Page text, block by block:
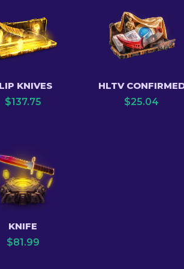
KNIVES
$137.75
HLTV
$25.04
KNIFE
$81.99